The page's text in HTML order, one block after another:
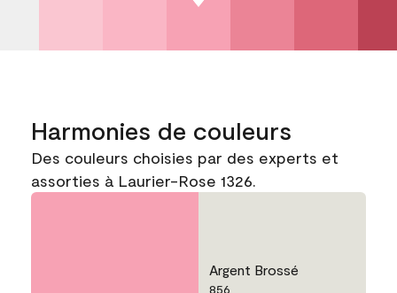
Harmonies de couleurs
Des couleurs choisies par des experts et
assorties à Laurier-Rose 1326.
Argent Brossé
856